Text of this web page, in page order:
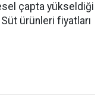
çapta yükseldiği
ürünleri fiyatları